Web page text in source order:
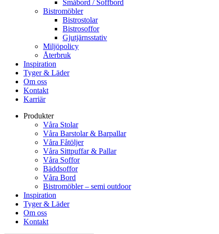
Småbord / Soffbord
Bistromöbler
Bistrostolar
Bistrosoffor
Gjutjärnsstativ
Miljöpolicy
Återbruk
Inspiration
Tyger & Läder
Om oss
Kontakt
Karriär
Produkter
Våra Stolar
Våra Barstolar & Barpallar
Våra Fåtöljer
Våra Sittpuffar & Pallar
Våra Soffor
Bäddsoffor
Våra Bord
Bistromöbler – semi outdoor
Inspiration
Tyger & Läder
Om oss
Kontakt